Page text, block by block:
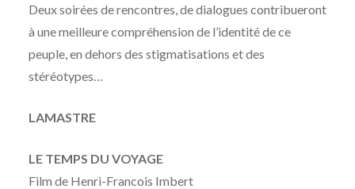
Deux soirées de rencontres, de dialogues contribueront
à une meilleure compréhension de l’identité de ce
peuple, en dehors des stigmatisations et des
stéréotypes…
LAMASTRE
LE TEMPS DU VOYAGE
Film de Henri-Francois Imbert